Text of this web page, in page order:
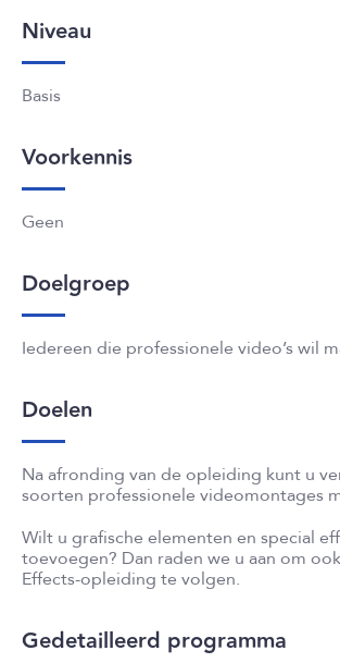
Niveau
Basis
Voorkennis
Geen
Doelgroep
Iedereen die professionele video’s wil
Doelen
Na afronding van de opleiding kunt u
soorten professionele videomontages
Wilt u grafische elementen en special
toevoegen? Dan raden we u aan om
Effects-opleiding te volgen.
Gedetailleerd programma